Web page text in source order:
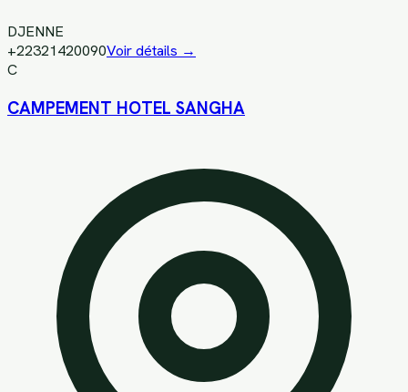
DJENNE
+22321420090Voir détails →
C
CAMPEMENT HOTEL SANGHA